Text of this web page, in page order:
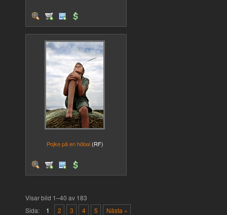
Pojke på en höbal (RF)
Visar bild 1–40 av 183
Sida:
1 2 3 4 5 Nästa »